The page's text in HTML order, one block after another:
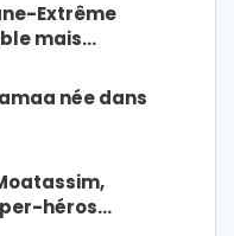
Extrême
mais…
née dans
héros…